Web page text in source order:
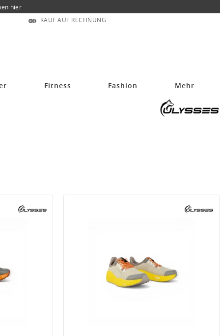
hier
KAUF AUF RECHNUNG
Fitness Fashion Mehr